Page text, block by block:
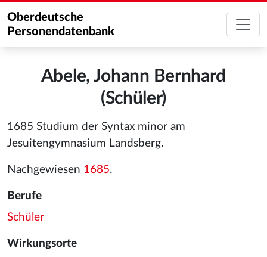
Oberdeutsche
Personendatenbank
Abele, Johann Bernhard
(Schüler)
1685 Studium der Syntax minor am
Jesuitengymnasium Landsberg.
Nachgewiesen 1685.
Berufe
Schüler
Wirkungsorte